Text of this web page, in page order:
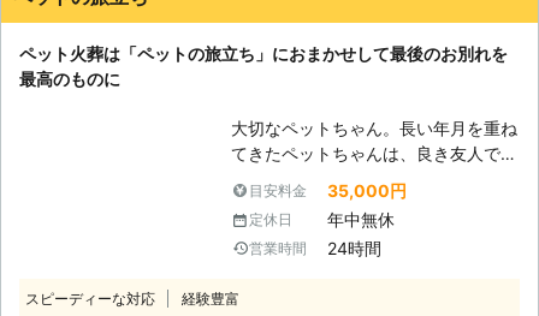
の強み】 「ポチたま霊苑」がペット
葬後の埋葬も、サポートさせていただ
いています。個別埋葬や合同埋葬のみ
ならず、ご自宅にお墓を作ることも可
能です。その際には墓石セットを用意
させていただきます。 ・ポチたま霊
苑ではペットちゃんへの供養として、
合同慰霊祭を定期的におこなっていま
ペット火葬は「ペットの旅立ち」におまかせして最後のお別れを
最高のものに
大切なペットちゃん。長い年月を重ね
てきたペットちゃんは、良き友人でも
あり、家族でもあります。そんなペッ
トちゃんとのお別れは、胸が張り裂け
るような悲しみが心に訪れるでしょ
う。 しかし、悲しんでばかりはいら
同様、しっかりとお別れをしてあげま
目安料金 35,000円
定休日 年中無休
営業時間 24時間
スピーディーな対応 経験豊富